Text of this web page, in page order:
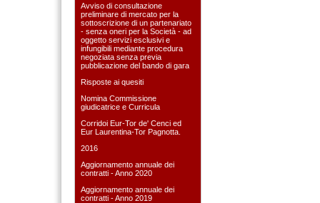
Avviso di consultazione
preliminare di mercato per la
sottoscrizione di un partenariato
- senza oneri per la Società - ad
oggetto servizi esclusivi e
infungibili mediante procedura
negoziata senza previa
pubblicazione del bando di gara
Risposte ai quesiti
Nomina Commissione
giudicatrice e Curricula
Corridoi Eur-Tor de' Cenci ed
Eur Laurentina-Tor Pagnotta.
2016
Aggiornamento annuale dei
contratti - Anno 2020
Aggiornamento annuale dei
contratti - Anno 2019